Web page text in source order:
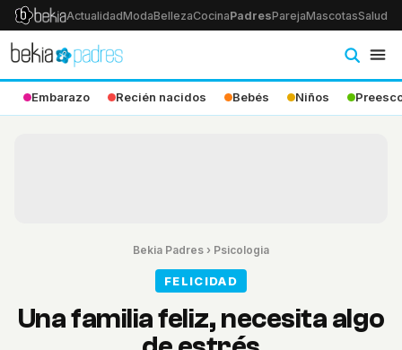
ActualidadModaBellezaCocinaPadresParejaMascotasSalud
Embarazo Recién nacidos Bebés Niños
Bekia Padres › Psicologia
FELICIDAD
Una familia feliz, necesita algo